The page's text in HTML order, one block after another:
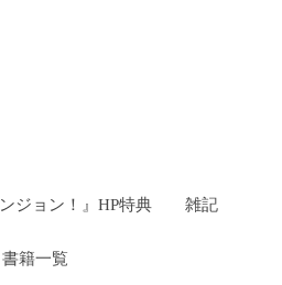
ジョン！』HP特典 雑記
書籍一覧